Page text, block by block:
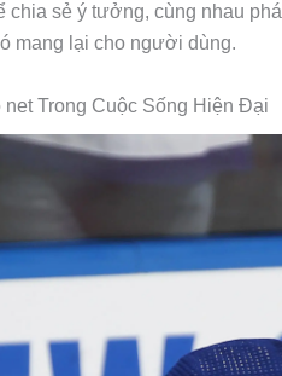
sẻ ý tưởng, cùng nhau
mang lại cho người dùng.
Trong Cuộc Sống Hiện Đại